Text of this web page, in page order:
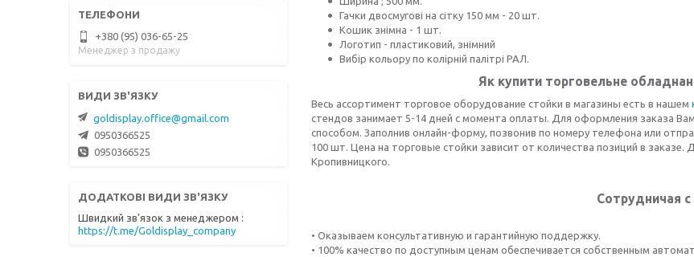
Гачки двосмугові на сітку 150 мм - 20 шт.
Кошик знімна - 1 шт.
Логотип - пластиковий, знімний
Вибір кольору по колірній палітрі РАЛ.
Як купити торговельне
Весь ассортимент торговое оборудование стойки в магазины есть в нашем
стендов занимает 5-14 дней с момента оплаты. Для оформления заказа
способом. Заполнив онлайн-форму, позвонив по номеру телефона или
100 шт. Цена на торговые стойки зависит от количества позиций в
Кропивницкого.
Сотрудничая
• Оказываем консультативную и гарантийную поддержку.
• 100% качество по доступным ценам обеспечивается собственным
+380 (95) 036-65-25
Менеджер з продажу
goldisplay.office@gmail.com
0950366525
0950366525
Швидкий зв'язок з менеджером
https://t.me/Goldisplay_company